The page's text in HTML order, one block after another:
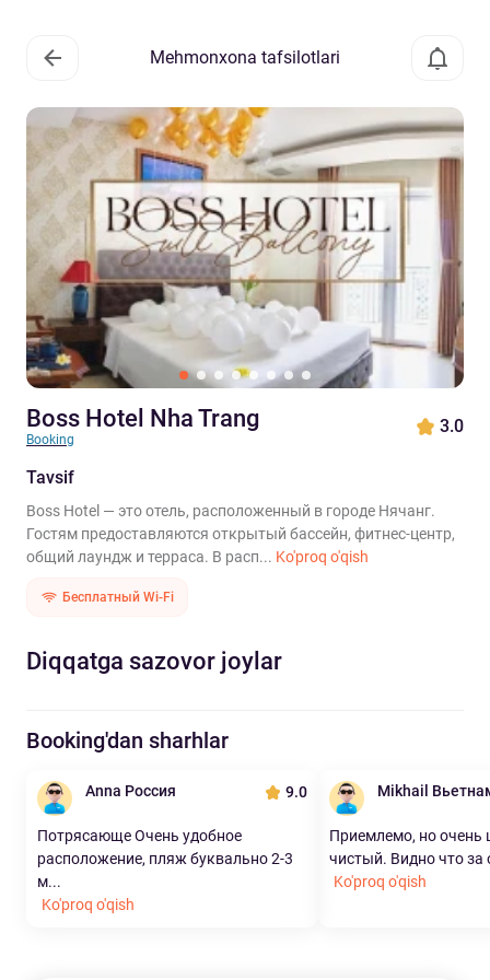
Mehmonxona tafsilotlari
Boss Hotel Nha Trang
Booking
3.0
Tavsif
Boss Hotel — это отель, расположенный в городе Нячанг.
Гостям предоставляются открытый бассейн, фитнес-центр,
общий лаундж и терраса. В расп... Ko'proq o'qish
Бесплатный Wi-Fi
Diqqatga sazovor joylar
Booking'dan sharhlar
Anna Россия 9.0
Потрясающе Очень удобное
расположение, пляж буквально 2-3
м...
Ko'proq o'qish
Mikhail
Приемлемо, но
чистый. Видно что за
Ko'proq o'qish